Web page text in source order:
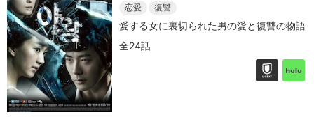
恋愛 復讐
愛する女に裏切られた男の愛と復讐の物語
全24話